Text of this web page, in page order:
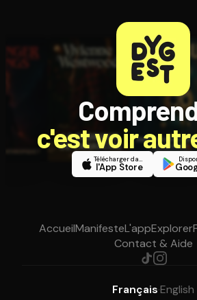
c'est voir
Télécharger dans
l'App Store
AccueilManifesteL'appExplorer
Contact & Aide
Français·English